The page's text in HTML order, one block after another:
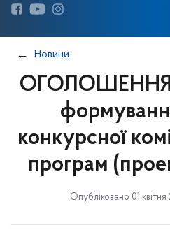
Новини
ОГОЛОШЕННЯ
конкурсної
програм
Опубліковано 01